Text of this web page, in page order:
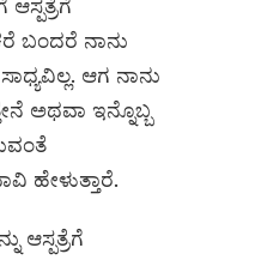
ಬಂದರೆ ನಾನು
ಆಗ ನಾನು
ಅಥವಾ ಇನ್ನೊಬ್ಬ
ಹೇಳುತ್ತಾರೆ.
ಆಸ್ಪತ್ರೆಗೆ